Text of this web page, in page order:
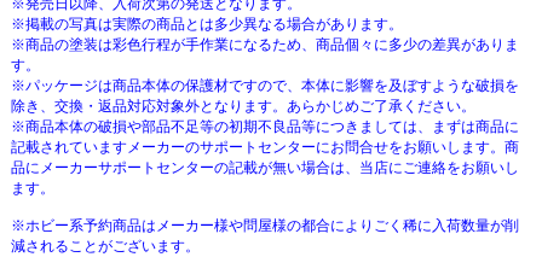
※発売日以降、入荷次第の発送となります。
※掲載の写真は実際の商品とは多少異なる場合があります。
※商品の塗装は彩色行程が手作業になるため、商品個々に多少の差異がありま
す。
※パッケージは商品本体の保護材ですので、本体に影響を及ぼすような破損を
除き、交換・返品対応対象外となります。あらかじめご了承ください。
※商品本体の破損や部品不足等の初期不良品等につきましては、まずは商品に
記載されていますメーカーのサポートセンターにお問合せをお願いします。商
品にメーカーサポートセンターの記載が無い場合は、当店にご連絡をお願いし
ます。
※ホビー系予約商品はメーカー様や問屋様の都合によりごく稀に入荷数量が削
減されることがございます。